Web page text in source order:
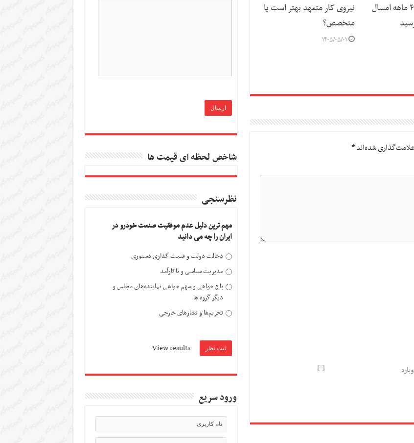
درآمد مالیاتی ۴ ماهه امسال
نیروی کار متعهد بهتر است یا
متخصص؟
۱۴۰۵/۰۵/۰۱
شده‌اند*
شاخص لحظه ای قیمت ها
نظرسنجی
مهم ترین دلیل عدم موفقیت صنعت خودرو در
ایران را چه می دانید
دخالت دولت و قیمت گذاری دستوری
مدیریت سیاسی و ناکارآمد
باج خواهی و سهم خواهی نماینده‌های مجلس و
دیگر گروه ها
تحریم‌ها و فشارهای خارجی
View results
ورود سریع